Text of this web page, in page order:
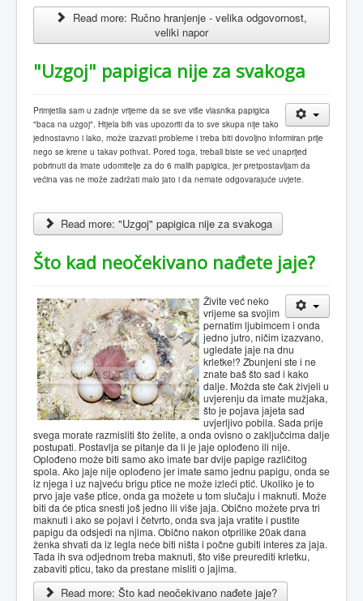
Read more: Ručno hranjenje - velika odgovornost,
veliki napor
"Uzgoj" papigica nije za svakoga
Primjetila sam u zadnje vrijeme da se sve više vlasnika papigica
"baca na uzgoj". Htjela bih vas upozoriti da to sve skupa nije tako
jednostavno i lako, može izazvati probleme i treba biti dovoljno informiran prije
nego se krene u takav pothvat. Pored toga, trebali biste se već unaprijed
pobrinuti da imate udomitelje za do 6 malih papigica, jer pretpostavljam da
većina vas ne može zadržati malo jato i da nemate odgovarajuće uvjete.
Read more: "Uzgoj" papigica nije za svakoga
Što kad neočekivano nađete jaje?
Živite već neko
vrijeme sa svojim
pernatim ljubimcem i onda
jedno jutro, ničim izazvano,
ugledate jaje na dnu
krletke!? Zbunjeni ste i ne
znate baš što sad i kako
dalje. Možda ste čak živjeli u
uvjerenju da imate mužjaka,
što je pojava jajeta sad
uvjerljivo pobila. Sada prije
svega morate razmisliti što želite, a onda ovisno o zaključcima dalje
postupati. Postavlja se pitanje da li je jaje oplođeno ili nije.
Oplođeno može biti samo ako imate bar dvije papige različitog
spola. Ako jaje nije oplođeno jer imate samo jednu papigu, onda se
iz njega i uz najveću brigu ptice ne može izleći ptić. Ukoliko je to
prvo jaje vaše ptice, onda ga možete u tom slučaju i maknuti. Može
biti da će ptica snesti još jedno ili više jaja. Obično možete prva tri
maknuti i ako se pojavi i četvrto, onda sva jaja vratite i pustite
papigu da odsjedi na njima. Obično nakon otprilike 20ak dana
ženka shvati da iz legla neće biti ništa i počne gubiti interes za jaja.
Tada ih sva odjednom treba maknuti, što više preurediti krletku,
zabaviti pticu, tako da prestane misliti o jajima.
Read more: Što kad neočekivano nađete jaje?